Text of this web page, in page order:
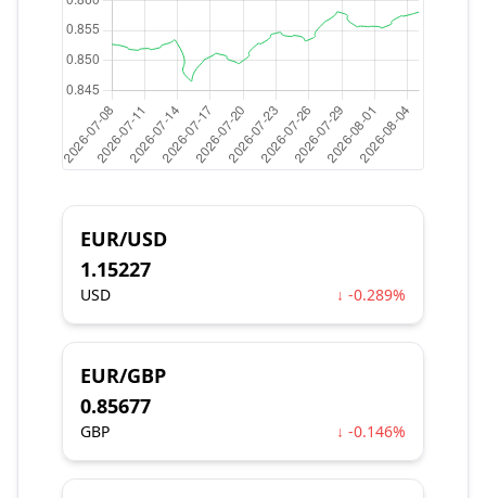
EUR/USD
1.15227
USD ↓ -0.289%
EUR/GBP
0.85677
GBP ↓ -0.146%